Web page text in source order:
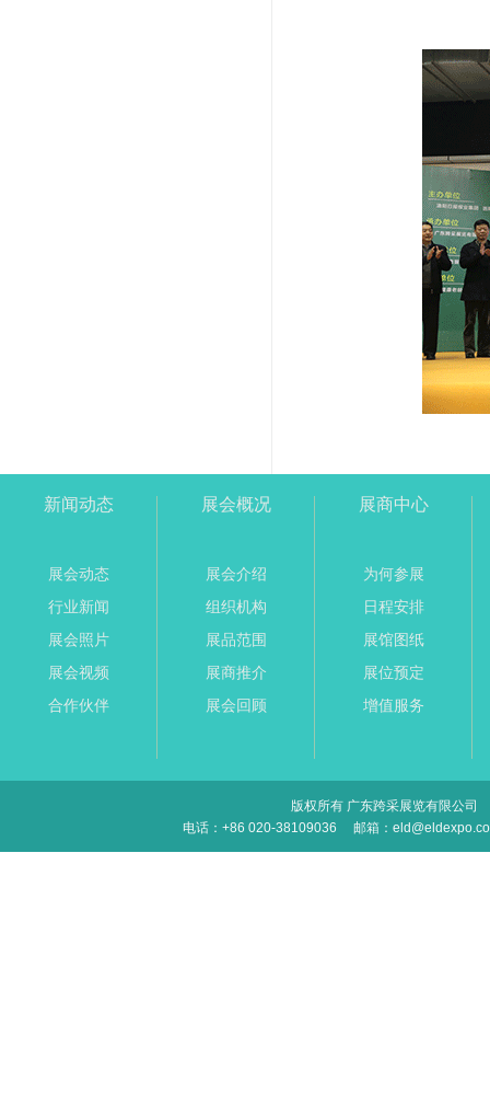
新闻动态
展会动态
行业新闻
展会照片
展会视频
合作伙伴
展会概况
展会介绍
组织机构
展品范围
展商推介
展会回顾
展商中心
为何参展
日程安排
展馆图纸
展位预定
增值服务
版权所有 广东跨采展览有限公司
电话：+86 020-38109036
邮箱：